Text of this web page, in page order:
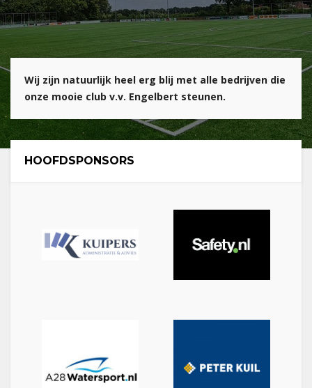
Wij zijn natuurlijk heel erg blij met alle bedrijven die
onze mooie club v.v. Engelbert steunen.
HOOFDSPONSORS